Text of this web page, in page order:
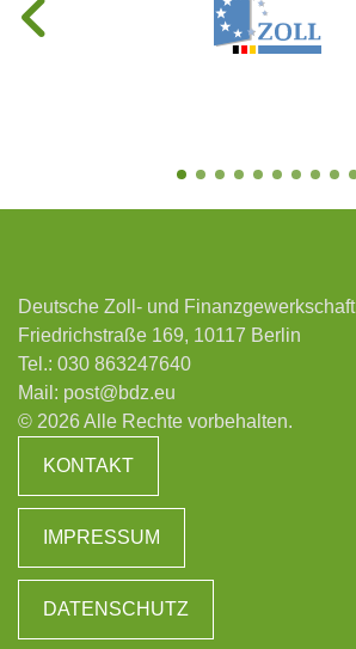
Deutsche Zoll- und Finanzgewerkschaft
Friedrichstraße 169, 10117 Berlin
Tel.: 030 863247640
Mail: post@bdz.eu
© 2026 Alle Rechte vorbehalten.
KONTAKT
IMPRESSUM
DATENSCHUTZ